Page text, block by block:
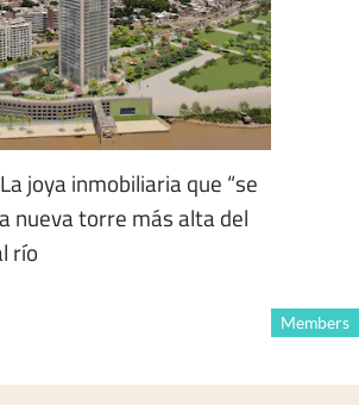
La joya inmobiliaria que “se
nueva torre más alta del
río
Members